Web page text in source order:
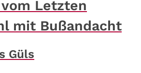
Letzten
mit Bußandacht
Güls